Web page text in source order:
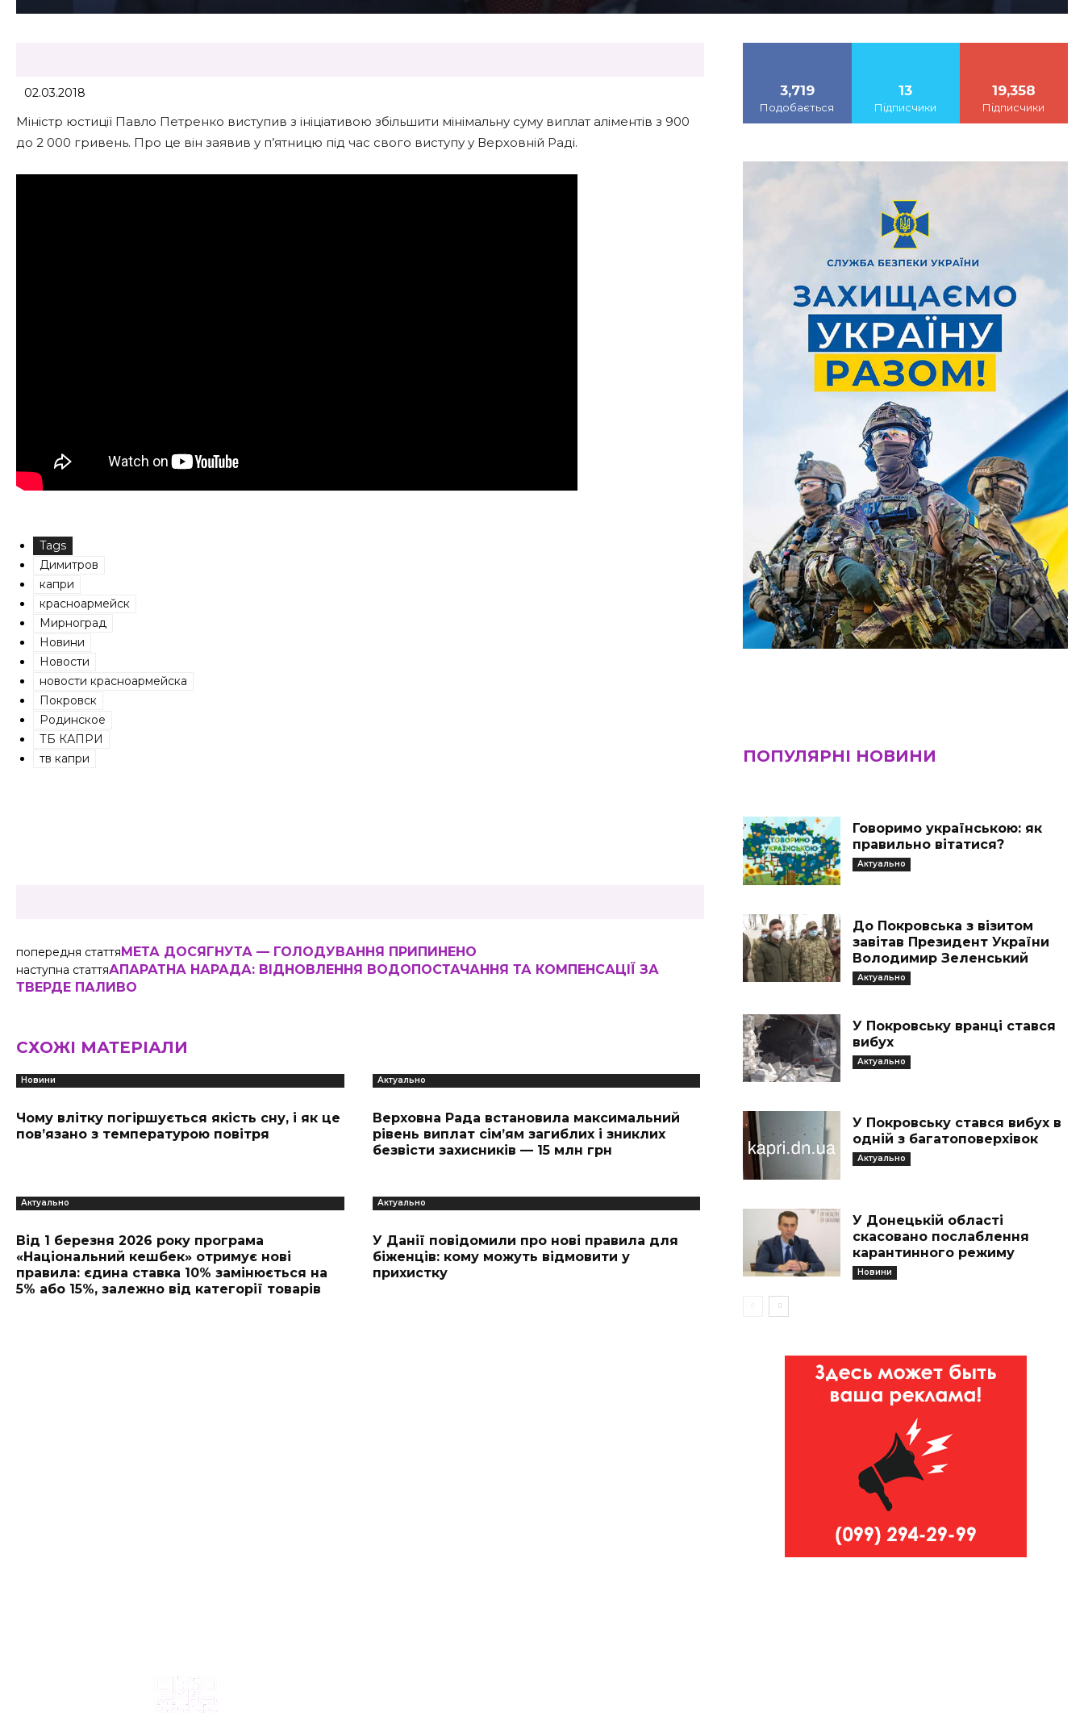
02.03.2018
Міністр юстиції Павло Петренко виступив з ініціативою збільшити мінімальну суму виплат аліментів з 900
до 2 000 гривень. Про це він заявив у п’ятницю під час свого виступу у Верховній Раді.
Tags
Димитров
капри
красноармейск
Мирноград
Новини
Новости
новости красноармейска
Покровск
Родинское
ТБ КАПРИ
тв капри
попередня статтяМЕТА ДОСЯГНУТА — ГОЛОДУВАННЯ ПРИПИНЕНО
наступна статтяАПАРАТНА НАРАДА: ВІДНОВЛЕННЯ ВОДОПОСТАЧАННЯ ТА КОМПЕНСАЦІЇ ЗА
ТВЕРДЕ ПАЛИВО
СХОЖІ МАТЕРІАЛИ
Новини
Чому влітку погіршується якість сну, і як це
пов’язано з температурою повітря
Актуально
Верховна Рада встановила максимальний
рівень виплат сім’ям загиблих і зниклих
безвісти захисників — 15 млн грн
Актуально
Від 1 березня 2026 року програма
«Національний кешбек» отримує нові
правила: єдина ставка 10% замінюється на
5% або 15%, залежно від категорії товарів
Актуально
У Данії повідомили про нові правила для
біженців: кому можуть відмовити у
прихистку
3,719
Подобається
13
Підписчики
19,358
Підписчики
ПОПУЛЯРНІ НОВИНИ
Говоримо українською: як
правильно вітатися?
Актуально
До Покровська з візитом
завітав Президент України
Володимир Зеленський
Актуально
У Покровську вранці стався
вибух
Актуально
У Покровську стався вибух в
одній з багатоповерхівок
Актуально
У Донецькій області
скасовано послаблення
карантинного режиму
Новини